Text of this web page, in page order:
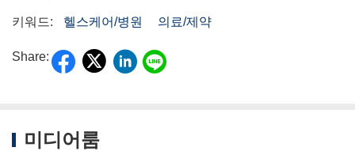
키워드: 헬스케어/병원 의료/제약
Share:
미디어룸